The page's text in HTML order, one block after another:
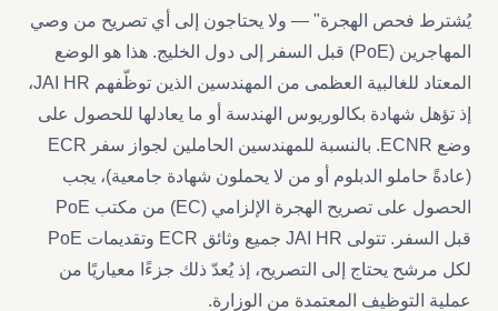
يُشترط فحص الهجرة" — ولا يحتاجون إلى أي تصريح من وصي
المهاجرين (PoE) قبل السفر إلى دول الخليج. هذا هو الوضع
المعتاد للغالبية العظمى من المهندسين الذين توظّفهم JAI HR،
إذ تؤهل شهادة بكالوريوس الهندسة أو ما يعادلها للحصول على
وضع ECNR. بالنسبة للمهندسين الحاملين لجواز سفر ECR
(عادةً حاملو الدبلوم أو من لا يحملون شهادة جامعية)، يجب
الحصول على تصريح الهجرة الإلزامي (EC) من مكتب PoE
قبل السفر. تتولى JAI HR جميع وثائق ECR وتقديمات PoE
لكل مرشح يحتاج إلى التصريح، إذ يُعدّ ذلك جزءًا معياريًا من
عملية التوظيف المعتمدة من الوزارة.